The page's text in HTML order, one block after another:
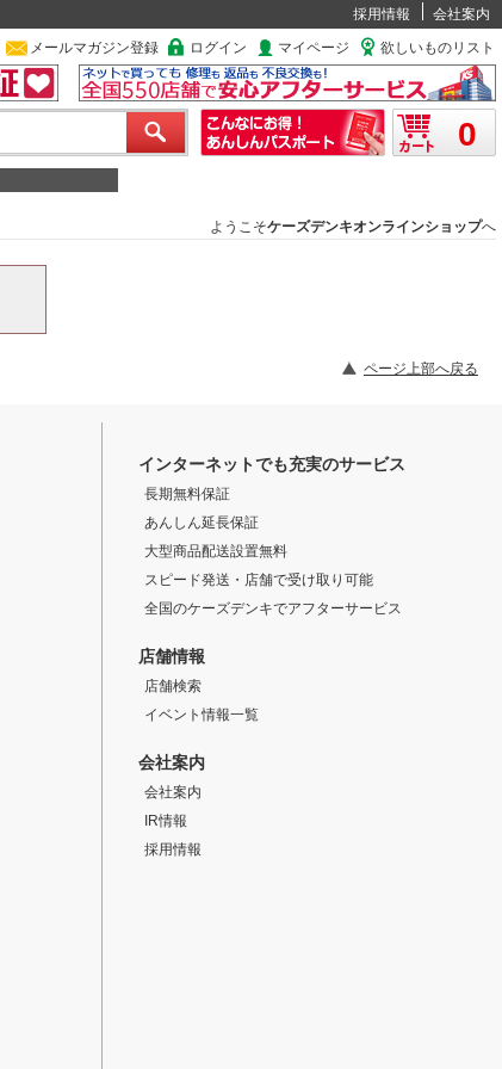
採用情報
会社案内
メールマガジン登録 ログイン マイページ 欲しいものリスト
0
ようこそケーズデンキオンラインショップへ
ページ上部へ戻る
インターネットでも充実のサービス
長期無料保証
あんしん延長保証
大型商品配送設置無料
スピード発送・店舗で受け取り可能
全国のケーズデンキでアフターサービス
店舗情報
店舗検索
イベント情報一覧
会社案内
会社案内
IR情報
採用情報